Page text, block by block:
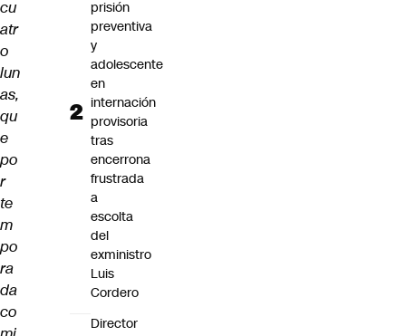
cu
atr
o
lun
as,
qu
e
po
r
te
m
po
ra
da
co
prisión
preventiva
y
adolescente
en
internación
provisoria
tras
encerrona
frustrada
a
escolta
del
exministro
Luis
Cordero
Director